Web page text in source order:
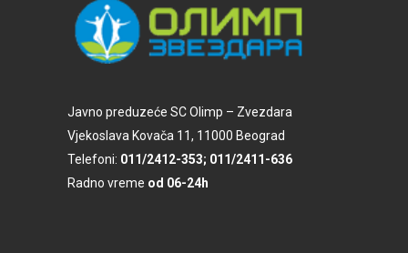
Javno preduzeće SC Olimp – Zvezdara
Vjekoslava Kovača 11, 11000 Beograd
Telefoni: 011/2412-353; 011/2411-636
Radno vreme od 06-24h